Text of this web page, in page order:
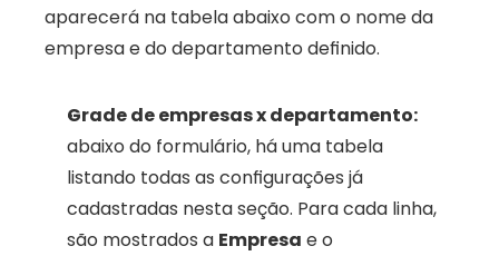
aparecerá na tabela abaixo com o nome da
empresa e do departamento definido.
Grade de empresas x departamento:
abaixo do formulário, há uma tabela
listando todas as configurações já
cadastradas nesta seção. Para cada linha,
são mostrados a Empresa